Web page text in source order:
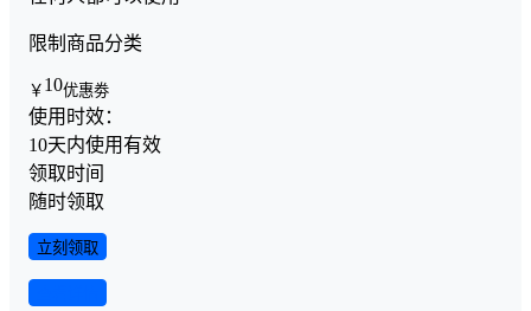
限制商品分类
￥ 10优惠劵
使用时效：
10天内使用有效
领取时间
随时领取
立刻领取